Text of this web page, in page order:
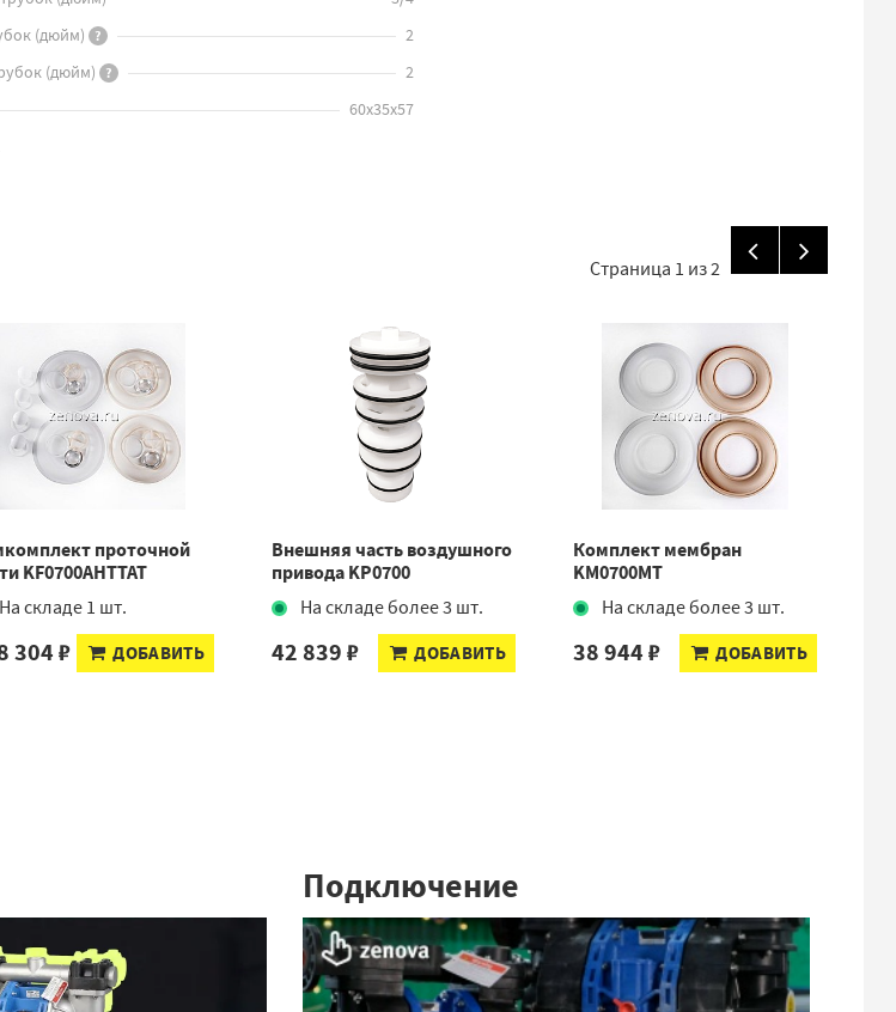
(дюйм) ?
2
(дюйм) ?
2
60x35x57
Страница 1 из2
проточной
KF0700AHTTAT
На складе 1 шт.
304 ₽ ДОБАВИТЬ
Внешняя часть воздушного
привода KP0700
На складе более 3 шт.
42 839 ₽ ДОБАВИТЬ
Комплект мембран
KM0700MT
На складе более 3 шт.
38 944 ₽ ДОБАВИТЬ
Подключение